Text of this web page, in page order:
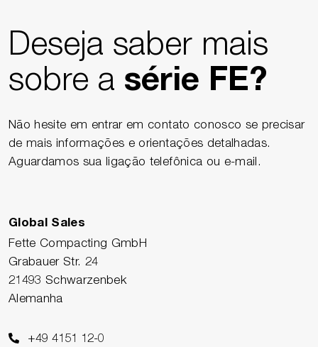
Deseja saber mais
sobre a série FE?
Não hesite em entrar em contato conosco se precisar
de mais informações e orientações detalhadas.
Aguardamos sua ligação telefônica ou e-mail.
Global Sales
Fette Compacting GmbH
Grabauer Str. 24
21493 Schwarzenbek
Alemanha
+49 4151 12-0